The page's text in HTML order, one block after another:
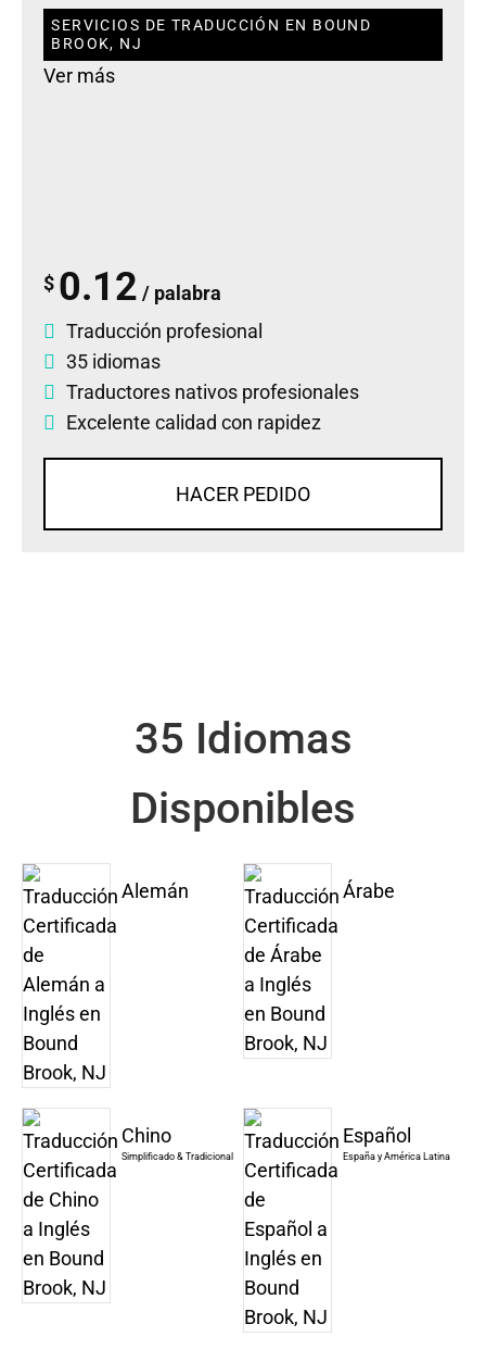
SERVICIOS DE TRADUCCIÓN EN BOUND
BROOK, NJ
Ver más
$ 0.12 / palabra
Traducción profesional
35 idiomas
Traductores nativos profesionales
Excelente calidad con rapidez
HACER PEDIDO
35 Idiomas
Disponibles
Alemán Árabe
Chino
Simplificado & Tradicional
Español
España y América Latina